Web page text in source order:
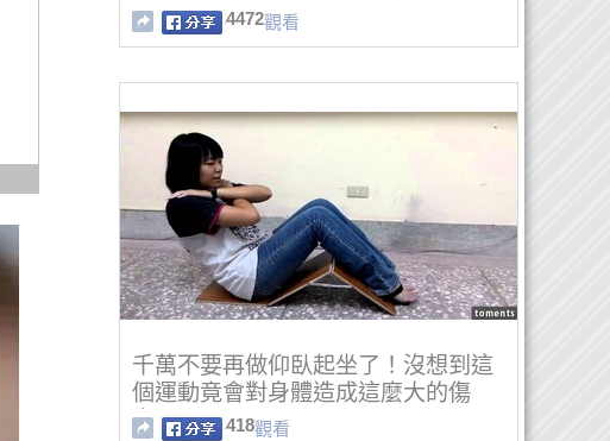
4472觀看
千萬不要再做仰臥起坐了！沒想到這
個運動竟會對身體造成這麼大的傷
害....！
418觀看